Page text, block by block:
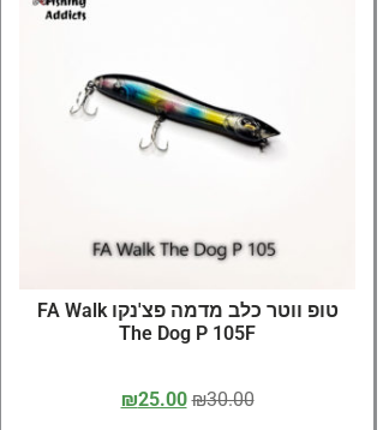
טופ ווטר כלב מדמה פצ'נקו FA Walk
The Dog P 105F
₪30.00
₪25.00